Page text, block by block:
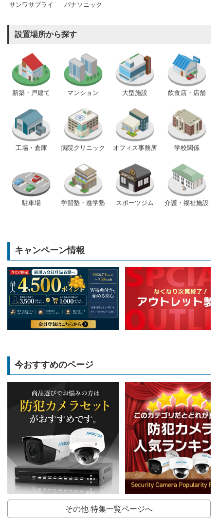
サンワサプライ パナソニック
設置場所から探す
新築・戸建て マンション 大型施設 飲食店・店舗
工場・倉庫 病院クリニック オフィス事務所 学校関係
駐車場 学習塾・進学塾 スポーツジム 介護・福祉施設
キャンペーン情報
今おすすめのページ
その他 特集一覧ページへ